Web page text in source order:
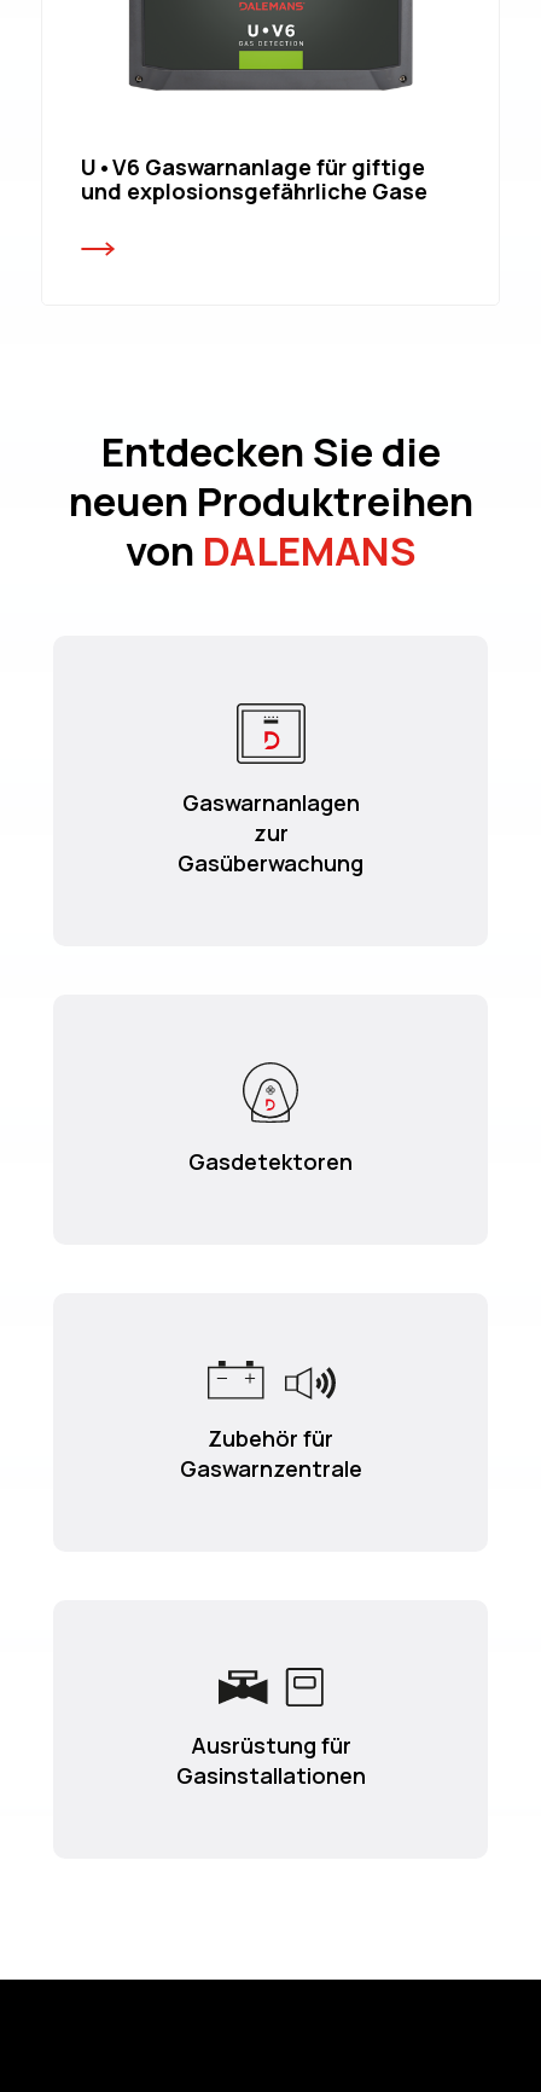
U•V6 Gaswarnanlage für giftige
und explosionsgefährliche Gase
Entdecken Sie die
neuen Produktreihen
von DALEMANS
Gaswarnanlagen
zur
Gasüberwachung
Gasdetektoren
Zubehör für
Gaswarnzentrale
Ausrüstung für
Gasinstallationen